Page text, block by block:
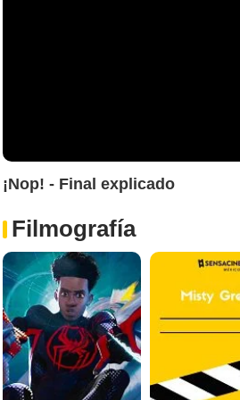
¡Nop! - Final explicado
Filmografía